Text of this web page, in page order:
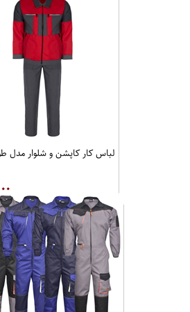
لباس کار کاپشن و شلوار مدل